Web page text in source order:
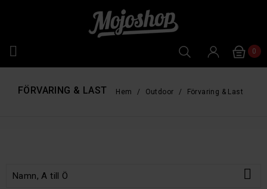
 0
FÖRVARING & LAST Hem Outdoor Förvaring & Last
Namn, A till Ö 